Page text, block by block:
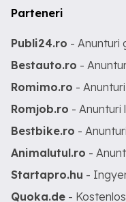
Parteneri
Publi24.ro - Anunturi
Bestauto.ro -
Romimo.ro -
Romjob.ro - Anunturi
Bestbike.ro -
Animalutul.ro -
Startapro.hu -
Quoka.de -